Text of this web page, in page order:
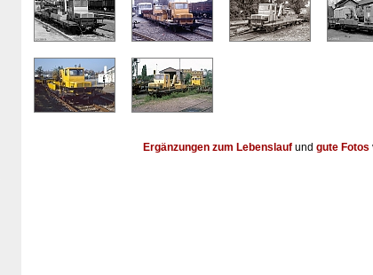
Ergänzungen zum Lebenslaufund gute Fotos